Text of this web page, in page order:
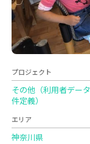
プロジェクト
その他（利用者デー
件定義）
エリア
神奈川県